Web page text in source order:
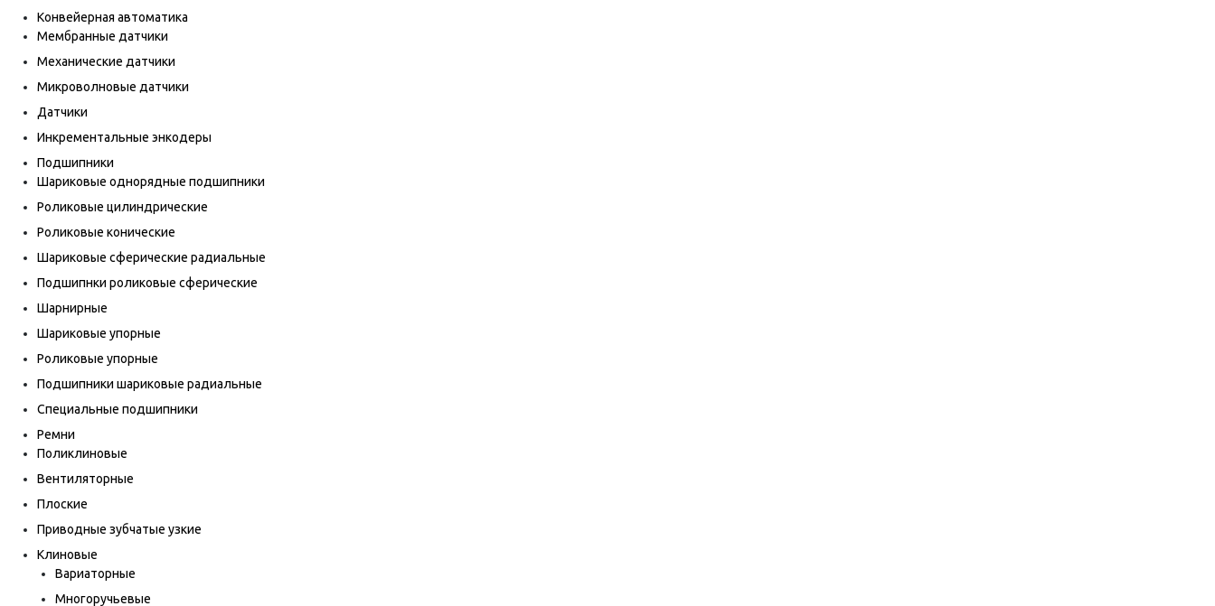
Конвейерная автоматика
Мембранные датчики
Механические датчики
Микроволновые датчики
Датчики
Инкрементальные энкодеры
Подшипники
Шариковые однорядные подшипники
Роликовые цилиндрические
Роликовые конические
Шариковые сферические радиальные
Подшипнки роликовые сферические
Шарнирные
Шариковые упорные
Роликовые упорные
Подшипники шариковые радиальные
Специальные подшипники
Ремни
Поликлиновые
Вентиляторные
Плоские
Приводные зубчатые узкие
Клиновые
Вариаторные
Многоручьевые